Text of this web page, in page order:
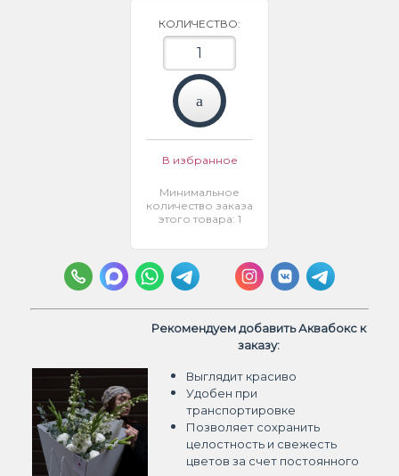
КОЛИЧЕСТВО:
В избранное
Минимальное
количество заказа
этого товара: 1
Рекомендуем добавить Аквабокс к
заказу:
Выглядит красиво
Удобен при
транспортировке
Позволяет сохранить
целостность и свежесть
цветов за счет постоянного